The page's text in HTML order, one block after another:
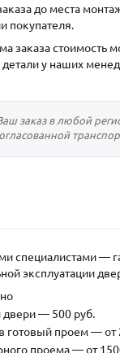
до места
покупателя.
заказа стоимость
детали у наших
заказ в любой
специалистами —
эксплуатации
двери — 500 руб.
готовый проем — от
проема — от